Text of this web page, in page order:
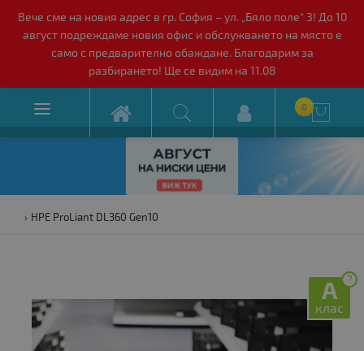
Вече сме на новия адрес в гр. София – ул. „Бяло поле“ 3! До 10
август подреждаме новия офис и обслужването на място е
само с предварително обаждане. Благодарим за
разбирането! Ще се видим на 11.08
 0 
HPE ProLiant DL360 Gen10
?
A
клас